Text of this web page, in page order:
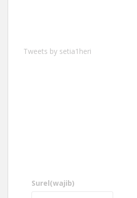
Tweets by setia1heri
Surel(wajib)